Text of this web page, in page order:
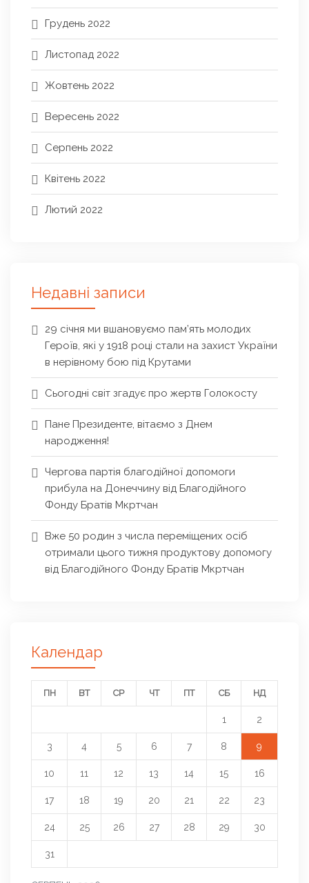
Грудень 2022
Листопад 2022
Жовтень 2022
Вересень 2022
Серпень 2022
Квітень 2022
Лютий 2022
Недавні записи
29 січня ми вшановуємо пам’ять молодих
Героїв, які у 1918 році стали на захист України
в нерівному бою під Крутами
Сьогодні світ згадує про жертв Голокосту
Пане Президенте, вітаємо з Днем
народження!
Чергова партія благодійної допомоги
прибула на Донеччину від Благодійного
Фонду Братів Мкртчан
Вже 50 родин з числа переміщених осіб
отримали цього тижня продуктову допомогу
від Благодійного Фонду Братів Мкртчан
Календар
ПН ВТ СР ЧТ ПТ СБ НД
1 2
3 4 5 6 7 8 9
10 11 12 13 14 15 16
17 18 19 20 21 22 23
24 25 26 27 28 29 30
31